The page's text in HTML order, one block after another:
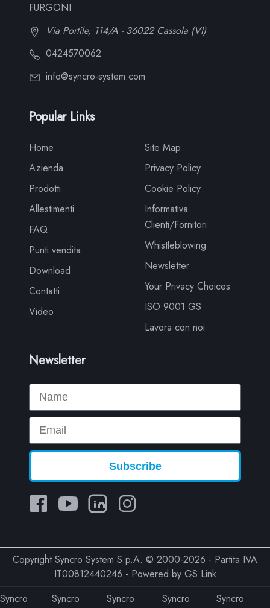
FURGONI
Via Portile, 114/A - 36022 Cassola (VI)
0424570062
info@syncro-system.com
Popular Links
Home
Azienda
Prodotti
Allestimenti
FAQ
Punti vendita
Download
Contatti
Video
Site Map
Privacy Policy
Cookie Policy
Informativa
Clienti/Fornitori
Whistleblowing
Newsletter
Your Privacy Choices
ISO 9001 GS
Lavora con noi
Newsletter
Name
Email
Subscribe
Copyright Syncro System S.p.A. © 2000-2026 - Partita IVA
IT00812440246 - Powered by GS Link
Syncro
Syncro
Syncro
Syncro
Syncro